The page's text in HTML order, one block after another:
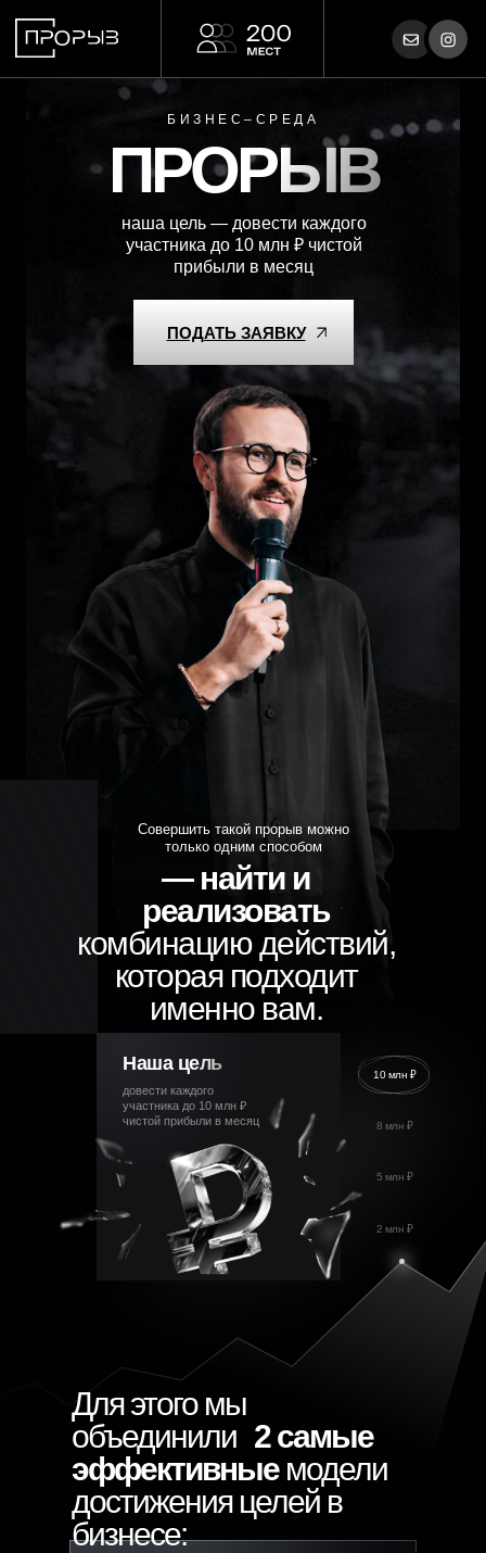
БИЗНЕС–СРЕДА
ПРОРЫВ
— найти и
реализовать
комбинацию действий,
которая подходит
именно вам.
Совершить такой прорыв можно
только одним способом
Для этого мы
объединили 2 самые
эффективныемодели
достижения целей в
бизнесе:
Наша цель
довести каждого
участника до 10 млн ₽
чистой прибыли в месяц
10 млн ₽
8 млн ₽
5 млн ₽
2 млн ₽
наша цель — довести каждого
участника до 10 млн ₽ чистой
прибыли в месяц
ПОДАТЬ ЗАЯВКУ